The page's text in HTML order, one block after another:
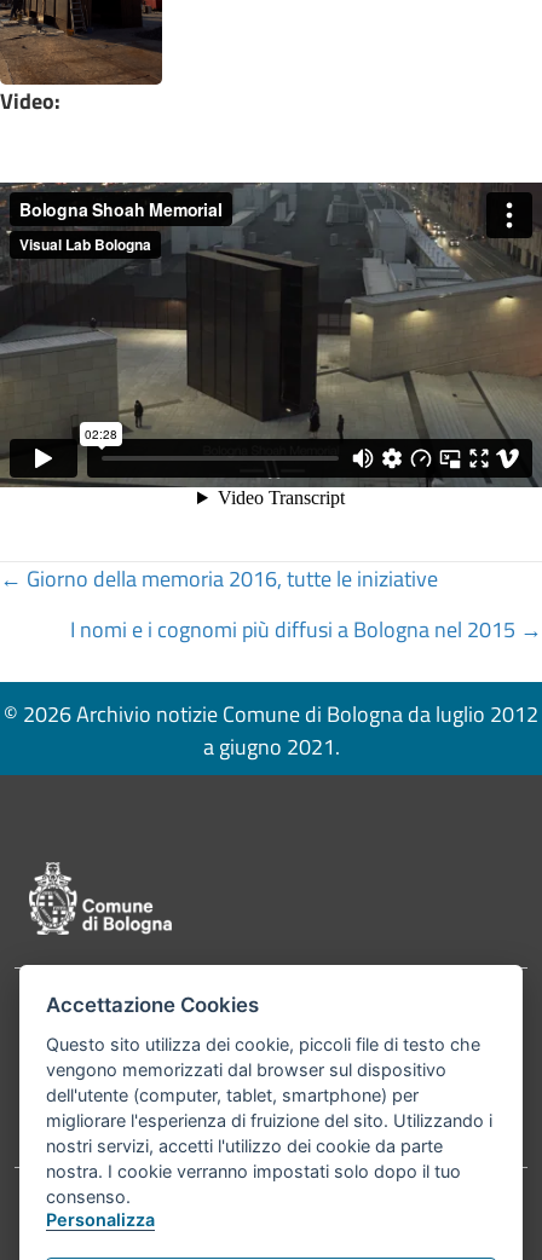
Video:
Posts
navigation
← Giorno della memoria 2016, tutte le iniziative
I nomi e i cognomi più diffusi a Bologna nel 2015 →
© 2026 Archivio notizie Comune di Bologna da luglio 2012
a giugno 2021.
Contatti
Bologna P.Iva 01232710374 Cod. IBAN: IT 88 R
02008 02435 000020067156
Telefono:051203040
Accessibilità Carta dei valori
Accettazione Cookies
Questo sito utilizza dei cookie, piccoli file di testo che
vengono memorizzati dal browser sul dispositivo
dell'utente (computer, tablet, smartphone) per
migliorare l'esperienza di fruizione del sito. Utilizzando i
nostri servizi, accetti l'utilizzo dei cookie da parte
nostra. I cookie verranno impostati solo dopo il tuo
consenso.
Personalizza